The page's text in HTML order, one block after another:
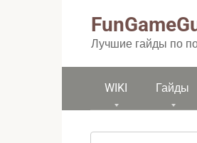
Лучшие гайды по
WIKI Гайды